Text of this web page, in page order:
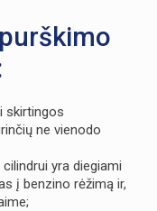
skirtingos
ne vienodo
yra diegiami
į benzino rėžimą ir,